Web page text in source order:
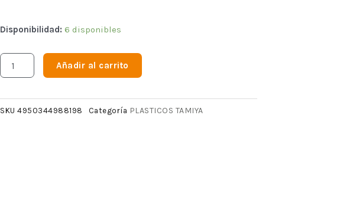
Disponibilidad: 6 disponibles
Añadir al carrito
SKU 4950344988198 Categoría PLASTICOS TAMIYA